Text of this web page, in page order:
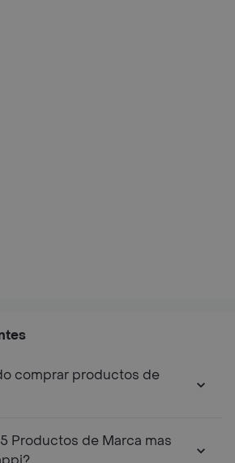
comprar productos de
Productos de Marca mas